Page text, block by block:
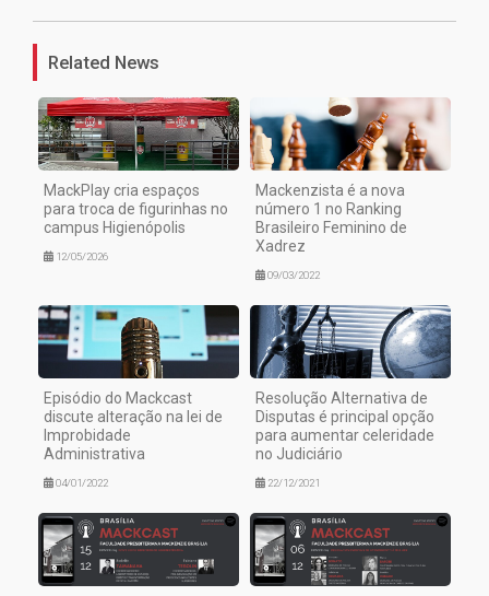
Related News
MackPlay cria espaços
para troca de figurinhas no
campus Higienópolis
12/05/2026
Mackenzista é a nova
número 1 no Ranking
Brasileiro Feminino de
Xadrez
09/03/2022
Episódio do Mackcast
discute alteração na lei de
Improbidade
Administrativa
04/01/2022
Resolução Alternativa de
Disputas é principal opção
para aumentar celeridade
no Judiciário
22/12/2021